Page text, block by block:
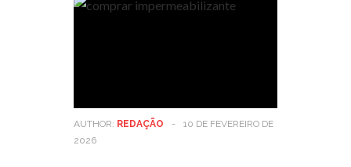
AUTHOR: REDAÇÃO -
10 DE FEVEREIRO DE
2026